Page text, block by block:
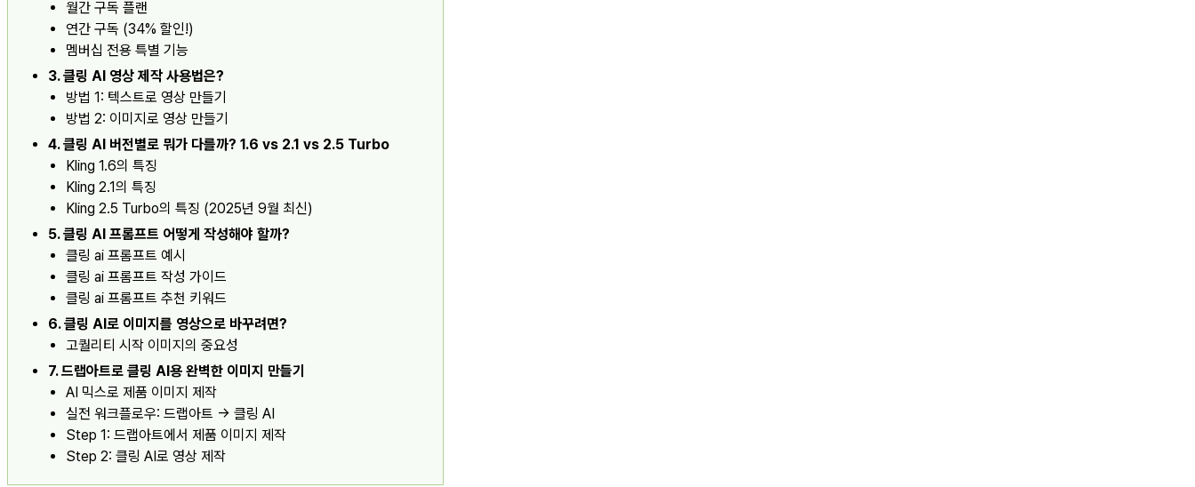
월간 구독 플랜
연간 구독 (34% 할인!)
멤버십 전용 특별 기능
3. 클링 AI 영상 제작 사용법은?
방법 1: 텍스트로 영상 만들기
방법 2: 이미지로 영상 만들기
4. 클링 AI 버전별로 뭐가 다를까? 1.6 vs 2.1 vs 2.5 Turbo
Kling 1.6의 특징
Kling 2.1의 특징
Kling 2.5 Turbo의 특징 (2025년 9월 최신)
5. 클링 AI 프롬프트 어떻게 작성해야 할까?
클링 ai 프롬프트 예시
클링 ai 프롬프트 작성 가이드
클링 ai 프롬프트 추천 키워드
6. 클링 AI로 이미지를 영상으로 바꾸려면?
고퀄리티 시작 이미지의 중요성
7. 드랩아트로 클링 AI용 완벽한 이미지 만들기
AI 믹스로 제품 이미지 제작
실전 워크플로우: 드랩아트 → 클링 AI
Step 1: 드랩아트에서 제품 이미지 제작
Step 2: 클링 AI로 영상 제작